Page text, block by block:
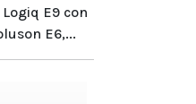
E9 con
E6,...